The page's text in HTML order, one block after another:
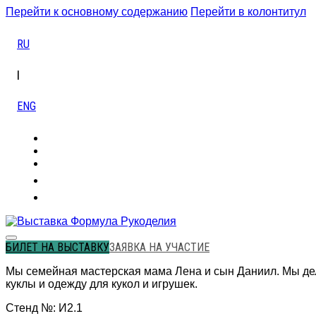
Перейти к основному содержанию Перейти в колонтитул
RU
ENG
БИЛЕТ НА ВЫСТАВКУЗАЯВКА НА УЧАСТИЕ
Мы семейная мастерская мама Лена и сын Даниил. Мы
куклы и одежду для кукол и игрушек.
Стенд №: И2.1